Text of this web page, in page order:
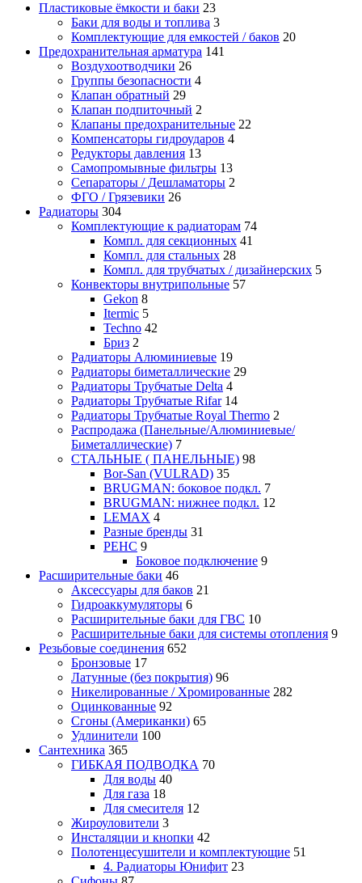
Пластиковые ёмкости и баки 23
Баки для воды и топлива 3
Комплектующие для емкостей / баков 20
Предохранительная арматура 141
Воздухоотводчики 26
Группы безопасности 4
Клапан обратный 29
Клапан подпиточный 2
Клапаны предохранительные 22
Компенсаторы гидроударов 4
Редукторы давления 13
Самопромывные фильтры 13
Сепараторы / Дешламаторы 2
ФГО / Грязевики 26
Радиаторы 304
Комплектующие к радиаторам 74
Компл. для секционных 41
Компл. для стальных 28
Компл. для трубчатых / дизайнерских 5
Конвекторы внутрипольные 57
Gekon 8
Itermic 5
Techno 42
Бриз 2
Радиаторы Алюминиевые 19
Радиаторы биметаллические 29
Радиаторы Трубчатые Delta 4
Радиаторы Трубчатые Rifar 14
Радиаторы Трубчатые Royal Thermo 2
Распродажа (Панельные/Алюминиевые/
Биметаллические) 7
СТАЛЬНЫЕ ( ПАНЕЛЬНЫЕ) 98
Bor-San (VULRAD) 35
BRUGMAN: боковое подкл. 7
BRUGMAN: нижнее подкл. 12
LEMAX 4
Разные бренды 31
РЕНС 9
Боковое подключение 9
Расширительные баки 46
Аксессуары для баков 21
Гидроаккумуляторы 6
Расширительные баки для ГВС 10
Расширительные баки для системы отопления 9
Резьбовые соединения 652
Бронзовые 17
Латунные (без покрытия) 96
Никелированные / Хромированные 282
Оцинкованные 92
Сгоны (Американки) 65
Удлинители 100
Сантехника 365
ГИБКАЯ ПОДВОДКА 70
Для воды 40
Для газа 18
Для смесителя 12
Жироуловители 3
Инсталяции и кнопки 42
Полотенцесушители и комплектующие 51
4. Радиаторы Юнифит 23